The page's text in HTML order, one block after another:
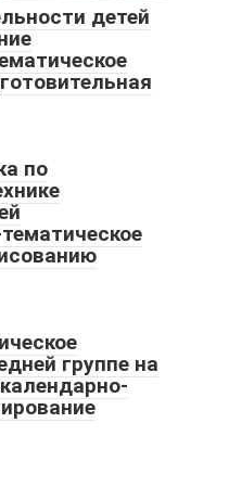
детей
по
группе на